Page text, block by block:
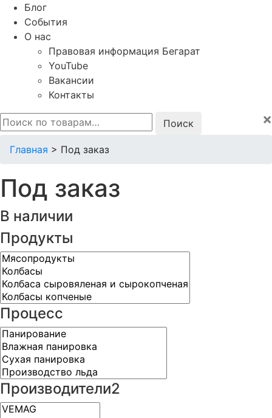
Блог
События
О нас
Правовая информация Бегарат
YouTube
Вакансии
Контакты
Искать:
×
Главная > Под заказ
Под заказ
В наличии
Продукты
Процесс
Производители2